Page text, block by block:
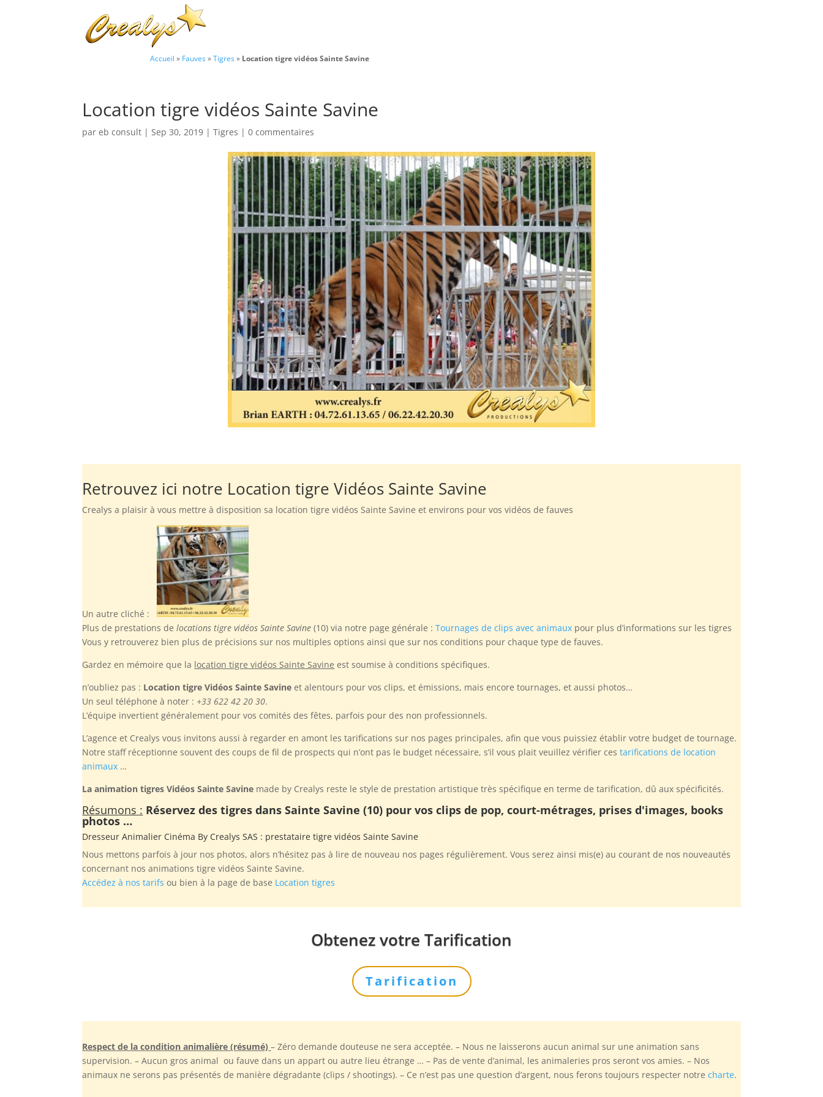
Accueil » Fauves»Tigres» Location tigre vidéos Sainte Savine
Location tigre vidéos Sainte Savine
pareb consult |Sep 30, 2019 |Tigres |0 commentaires
Retrouvez ici notre Location tigre Vidéos Sainte Savine
Crealys a plaisir à vous mettre à disposition sa location tigre vidéos Sainte Savine et environs pour vos vidéos de fauves
Un autre cliché :
Plus de prestations delocations tigre vidéos Sainte Savine (10) via notre page générale :Tournages de clips avec animaux pour plus d’informations sur les tigres
Vous y retrouverez bien plus de précisions sur nos multiples options ainsi que sur nos conditions pour chaque type de fauves.
Gardez en mémoire que la location tigre vidéos Sainte Savine est soumise à conditions spécifiques.
n’oubliez pas : Location tigre Vidéos Sainte Savine et alentours pour vos clips, et émissions, mais encore tournages, et aussi photos…
Un seul téléphone à noter : +33 622 42 20 30.
L’équipe invertient généralement pour vos comités des fêtes, parfois pour des non professionnels.
L’agence et Crealys vous invitons aussi à regarder en amont les tarifications sur nos pages principales, afin que vous puissiez établir votre budget de tournage.
Notre staff réceptionne souvent des coups de fil de prospects qui n’ont pas le budget nécessaire, s’il vous plait veuillez vérifier cestarifications de location
animaux …
La animation tigres Vidéos Sainte Savine made by Crealys reste le style de prestation artistique très spécifique en terme de tarification, dû aux spécificités.
Résumons : Réservez des tigres dans Sainte Savine (10) pour vos clips de pop, court-métrages, prises d'images, books
photos …
Dresseur Animalier Cinéma By Crealys SAS : prestataire tigre vidéos Sainte Savine
Nous mettons parfois à jour nos photos, alors n’hésitez pas à lire de nouveau nos pages régulièrement. Vous serez ainsi mis(e) au courant de nos nouveautés
concernant nos animations tigre vidéos Sainte Savine.
Accédez à nos tarifs ou bien à la page de base Location tigres
Obtenez votre Tarification
Tarification
Respect de la condition animalière (résumé)– Zéro demande douteuse ne sera acceptée. – Nous ne laisserons aucun animal sur une animation sans
supervision. – Aucun gros animal ou fauve dans un appart ou autre lieu étrange … – Pas de vente d’animal, les animaleries pros seront vos amies. – Nos
animaux ne serons pas présentés de manière dégradante (clips / shootings). – Ce n’est pas une question d’argent, nous ferons toujours respecter notrecharte.